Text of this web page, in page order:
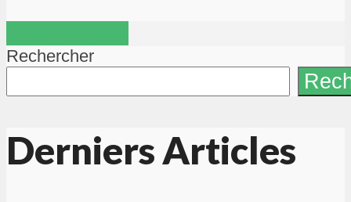
Rechercher
Derniers Articles